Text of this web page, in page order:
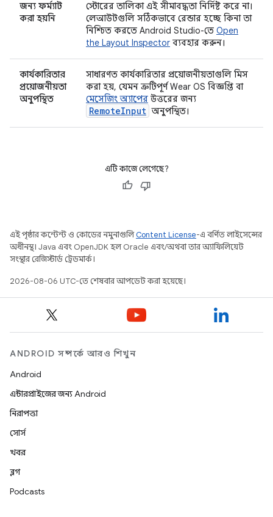
জন্য ফর্ম্যাট
করা হয়নি
স্টোরের তালিকা এই সীমাবদ্ধতা নির্দিষ্ট করে না।
লেআউটগুলি সঠিকভাবে রেন্ডার হচ্ছে কিনা তা
নিশ্চিত করতে Android Studio-তে Open
the Layout Inspector ব্যবহার করুন।
কার্যকারিতার
প্রয়োজনীয়তা
অনুপস্থিত
সাধারণত কার্যকারিতার প্রয়োজনীয়তাগুলি মিস
করা হয়, যেমন ত্রুটিপূর্ণ Wear OS বিজ্ঞপ্তি বা
মেসেজিং অ্যাপের উত্তরের জন্য
RemoteInput অনুপস্থিত।
এটি কাজে লেগেছে?
এই পৃষ্ঠার কন্টেন্ট ও কোডের নমুনাগুলিContent License-এ বর্ণিত লাইসেন্সের
অধীনস্থ। Java এবং OpenJDK হল Oracle এবং/অথবা তার অ্যাফিলিয়েট
সংস্থার রেজিস্টার্ড ট্রেডমার্ক।
2026-08-06 UTC-তে শেষবার আপডেট করা হয়েছে।
ANDROID সম্পর্কে আরও শিখুন
Android
এন্টারপ্রাইজের জন্য Android
নিরাপত্তা
সোর্স
খবর
ব্লগ
Podcasts